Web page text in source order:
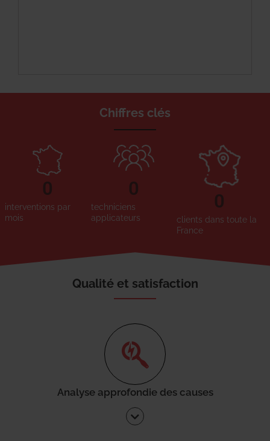
Chiffres clés
interventions par
mois
0
techniciens
applicateurs
0
clients dans toute la
France
0
Qualité et satisfaction
Analyse approfondie des causes